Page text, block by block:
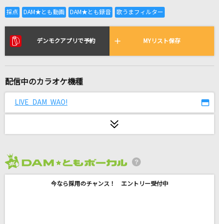
全国りれき
リアルタイムで歌われている曲の一覧
[生音]ロビンソン
[生音]綾
デンモクアプリで予約 MYリスト保存
配信中のカラオケ機種
LIVE DAM WAO!
今なら採用のチャンス！ エントリー受付中